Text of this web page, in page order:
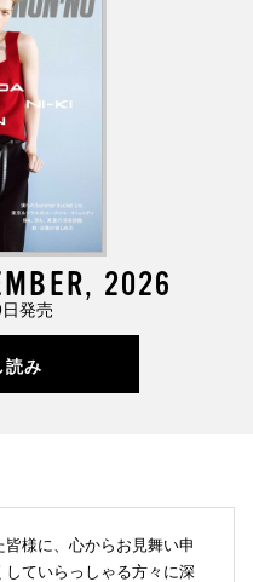
2026
発売
読み
様に、心からお見舞い申
ていらっしゃる方々に深